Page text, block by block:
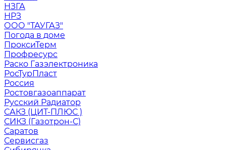
НЗГА
НРЗ
ООО "ТАУГАЗ"
Погода в доме
ПроксиТерм
Профресурс
Раско Газэлектроника
РосТурПласт
Россия
Ростовгазоаппарат
Русский Радиатор
САКЗ (ЦИТ-ПЛЮС )
СИКЗ (Газотрон-С)
Саратов
Сервисгаз